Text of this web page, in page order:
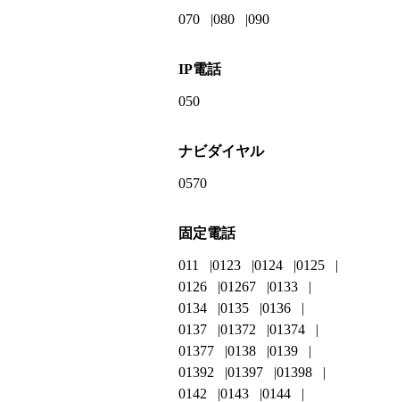
070 080 090
IP電話
050
ナビダイヤル
0570
固定電話
011 0123 0124
0125
0126
01267
0133
0134
0135
0136
0137
01372
01374
01377
0138
0139
01392
01397
01398
0142
0143
0144